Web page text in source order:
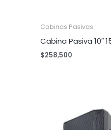
Cabinas Pasivas
Cabina Pasiva 10″
$258,500